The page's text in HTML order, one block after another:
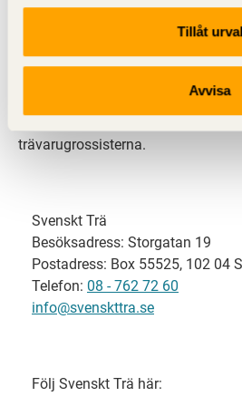
Tillåt urval
Avvisa
Svenskt Trä representerar svensk
och är en del av
svensk limträ-, KL-trä- och
trävarugrossisterna.
Svenskt Trä
Besöksadress: Storgatan 19
Postadress: Box 55525, 102 04
Telefon: 08 - 762 72 60
info@svenskttra.se
Följ Svenskt Trä här: